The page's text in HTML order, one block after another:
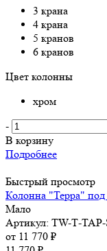
3 крана
4 крана
5 кранов
6 кранов
Цвет колонны
хром
-
В корзину
Подробнее
Быстрый просмотр
Колонна "Терра"
Мало
Артикул: TW-Т-
от 11 770 ₽